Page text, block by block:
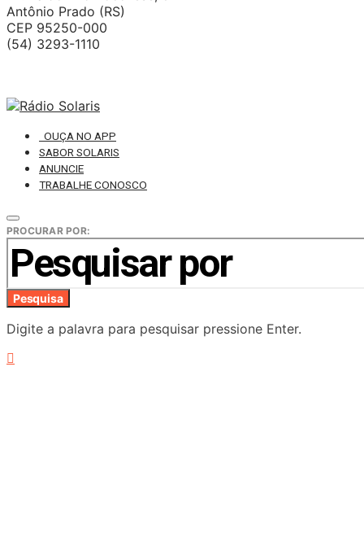
Antônio Prado (RS)
CEP 95250-000
(54) 3293-1110
OUÇA NO APP
SABOR SOLARIS
ANUNCIE
TRABALHE CONOSCO
PROCURAR POR:
Pesquisa
Digite a palavra para pesquisar pressione Enter.